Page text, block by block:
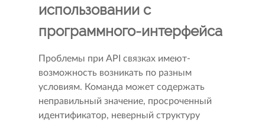
использовании с
программного-интерфейса
Проблемы при API связках имеют-
возможность возникать по разным
условиям. Команда может содержать
неправильный значение, просроченный
идентификатор, неверный структуру